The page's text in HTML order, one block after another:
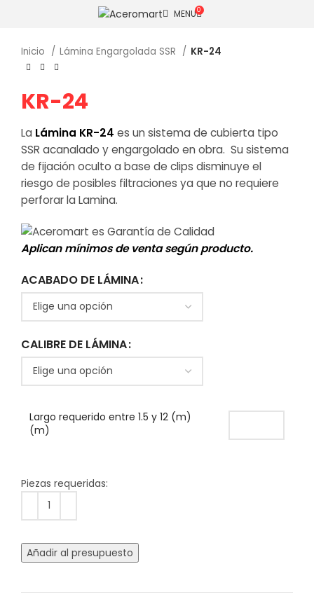
MENU0
Inicio Lámina Engargolada SSR KR-24
KR-24
La Lámina KR-24 es un sistema de cubierta tipo
SSR acanalado y engargolado en obra. Su sistema
de fijación oculto a base de clips disminuye el
riesgo de posibles filtraciones ya que no requiere
perforar la Lamina.
Aplican mínimos de venta según producto.
ACABADO DE LÁMINA
CALIBRE DE LÁMINA
Largo requerido entre 1.5 y 12 (m)
(m)
Añadir al presupuesto
AVISO DE SEGURIDAD
Haz click para consultar los medios
de comunicación oficiales de Aceromart®.